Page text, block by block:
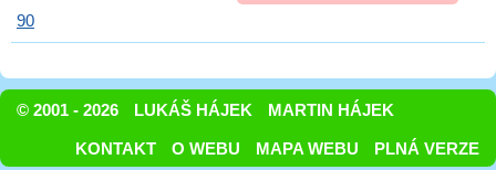
90
© 2001 - 2026 LUKÁŠ HÁJEK MARTIN HÁJEK
PLNÁ VERZE
MAPA WEBU
O WEBU
KONTAKT